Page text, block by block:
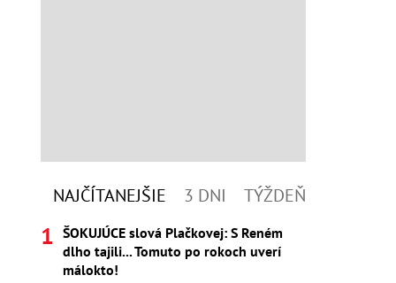
NAJČÍTANEJŠIE 3 DNI TÝŽDEŇ
ŠOKUJÚCE slová Plačkovej: S Reném
dlho tajili... Tomuto po rokoch uverí
málokto!